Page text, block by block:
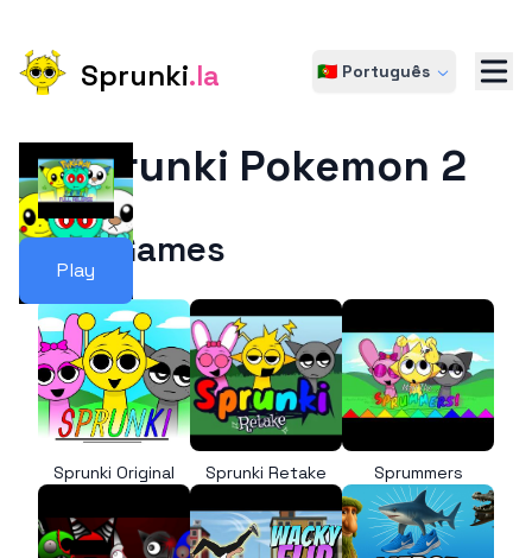
Sprunki.la 🇵🇹 Português
Play
Sprunki Pokemon 2
More Games
Sprunki Original Sprunki Retake Sprummers